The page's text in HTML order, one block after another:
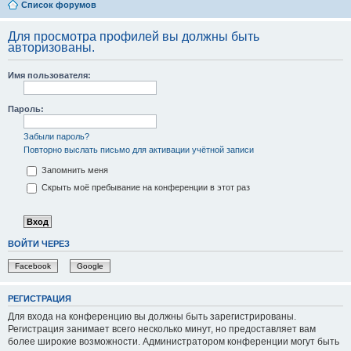
Список форумов
Для просмотра профилей вы должны быть
авторизованы.
Имя пользователя:
Пароль:
Забыли пароль?
Повторно выслать письмо для активации учётной записи
Запомнить меня
Скрыть моё пребывание на конференции в этот раз
ВОЙТИ ЧЕРЕЗ
Facebook Google
РЕГИСТРАЦИЯ
Для входа на конференцию вы должны быть зарегистрированы.
Регистрация занимает всего несколько минут, но предоставляет вам
более широкие возможности. Администратором конференции могут быть